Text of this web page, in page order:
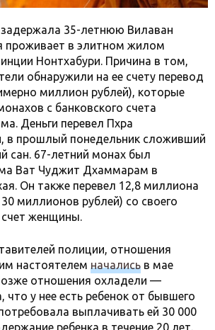
35-летнюю Вилаван
проживает в элитном жилом
Нонтхабури. Причина в том,
обнаружили на ее счету перевод
миллион рублей), которые
с банковского счета
Деньги перевел Пхра
в прошлый понедельник сложивший
сан. 67-летний монах был
Ват Чуджит Дхаммарам в
Он также перевел 12,8 миллиона
миллионов рублей) со своего
счет женщины.
полиции, отношения
настоятелем начались в мае
отношения охладели —
у нее есть ребенок от бывшего
выплачивать ей 30 000
ребенка в течение 20 лет.